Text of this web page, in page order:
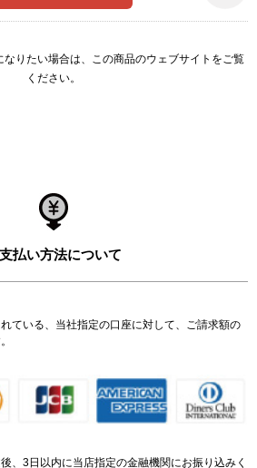
りたい場合は、 この商品のウェブサイト をご覧
ください。
払い方法について
ている、当社指定の口座に対して、ご請求額の
、3日以内に当店指定の金融機関にお振り込みく